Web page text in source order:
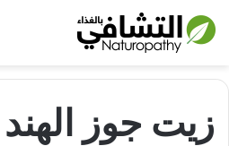
زيت جوز الهند